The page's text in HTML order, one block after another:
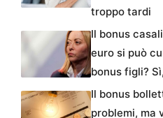
troppo tardi
Il bonus
euro si può
bonus figli?
Il bonus
problemi, ma